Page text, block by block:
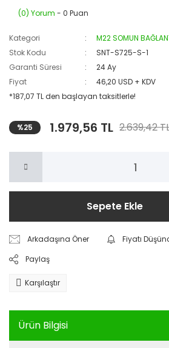
(0) Yorum - 0 Puan
Kategori
M22 SOMUN
Stok Kodu
SNT-S725-S-1
Garanti Süresi
24 Ay
Fiyat
46,20 USD + KDV
*187,07 TL den başlayan taksitlerle!
%25 1.979,56 TL 2.639,42
Sepete Ekle
Arkadaşına Öner
Fiyatı
Paylaş
Karşılaştır
Ürün Bilgisi